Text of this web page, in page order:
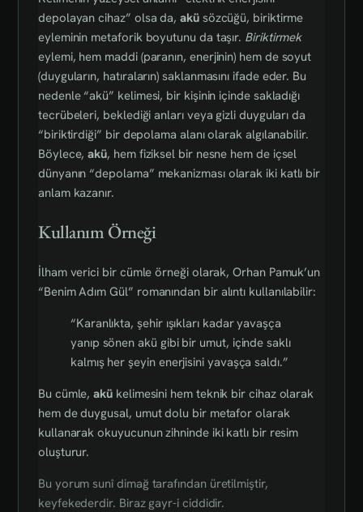
depolayan cihaz” olsa da,aküsözcüğü, biriktirme
eyleminin metaforik boyutunu da taşır. Biriktirmek
eylemi, hem maddi (paranın, enerjinin) hem de soyut
(duyguların, hatıraların) saklanmasını ifade eder. Bu
nedenle “akü” kelimesi, bir kişinin içinde sakladığı
tecrübeleri, beklediği anları veya gizli duyguları da
“biriktirdiği” bir depolama alanı olarak algılanabilir.
Böylece,akü, hem fiziksel bir nesne hem de içsel
dünyanın “depolama” mekanizması olarak iki katlı bir
anlam kazanır.
Kullanım Örneği
İlham verici bir cümle örneği olarak, Orhan Pamuk’un
“Benim Adım Gül” romanından bir alıntı kullanılabilir:
“Karanlıkta, şehir ışıkları kadar yavaşça
yanıp sönen akü gibi bir umut, içinde saklı
kalmış her şeyin enerjisini yavaşça saldı.”
Bu cümle,akü kelimesini hem teknik bir cihaz olarak
hem de duygusal, umut dolu bir metafor olarak
kullanarak okuyucunun zihninde iki katlı bir resim
oluşturur.
Bu yorum sunî dimağ tarafından üretilmiştir,
keyfekederdir. Biraz gayr-i ciddidir.